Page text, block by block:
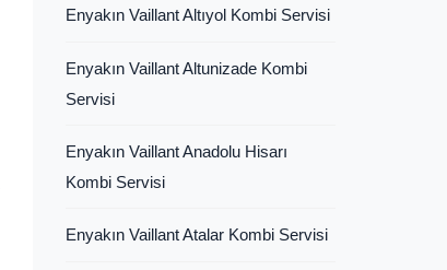
Enyakın Vaillant Altıyol Kombi Servisi
Enyakın Vaillant Altunizade Kombi
Servisi
Enyakın Vaillant Anadolu Hisarı
Kombi Servisi
Enyakın Vaillant Atalar Kombi Servisi